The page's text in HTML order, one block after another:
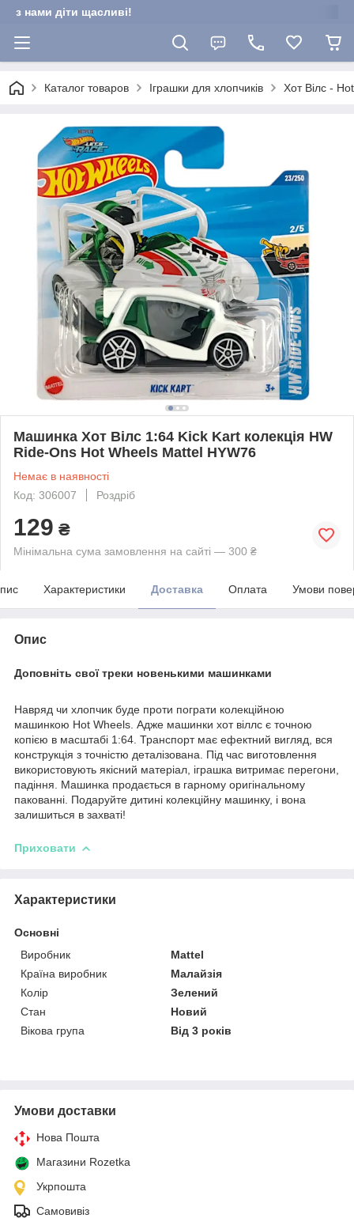
з нами діти щасливі!
Каталог товаров Іграшки для хлопчиків Хот Вілс -
Машинка Хот Вілс 1:64 Kick Kart колекція HW
Ride-Ons Hot Wheels Mattel HYW76
Немає в наявності
Код: 306007
Роздріб
129 ₴
Мінімальна сума замовлення на сайті — 300 ₴
Характеристики Доставка Оплата Умови
Опис
Доповніть свої треки новенькими машинками
Навряд чи хлопчик буде проти пограти колекційною
машинкою Hot Wheels. Адже машинки хот віллс є точною
копією в масштабі 1:64. Транспорт має ефектний вигляд, вся
конструкція з точністю деталізована. Під час виготовлення
використовують якісний матеріал, іграшка витримає перегони,
падіння. Машинка продається в гарному оригінальному
пакованні. Подаруйте дитині колекційну машинку, і вона
залишиться в захваті!
Приховати
Характеристики
Основні
Виробник
Mattel
Країна виробник
Малайзія
Колір
Зелений
Стан
Новий
Вікова група
Від 3 років
Умови доставки
Нова Пошта
Магазини Rozetka
Укрпошта
Самовивіз